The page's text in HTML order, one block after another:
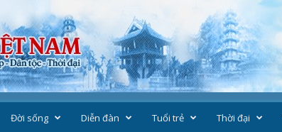
Đời sống Diễn đàn Tuổi trẻ Thời đại